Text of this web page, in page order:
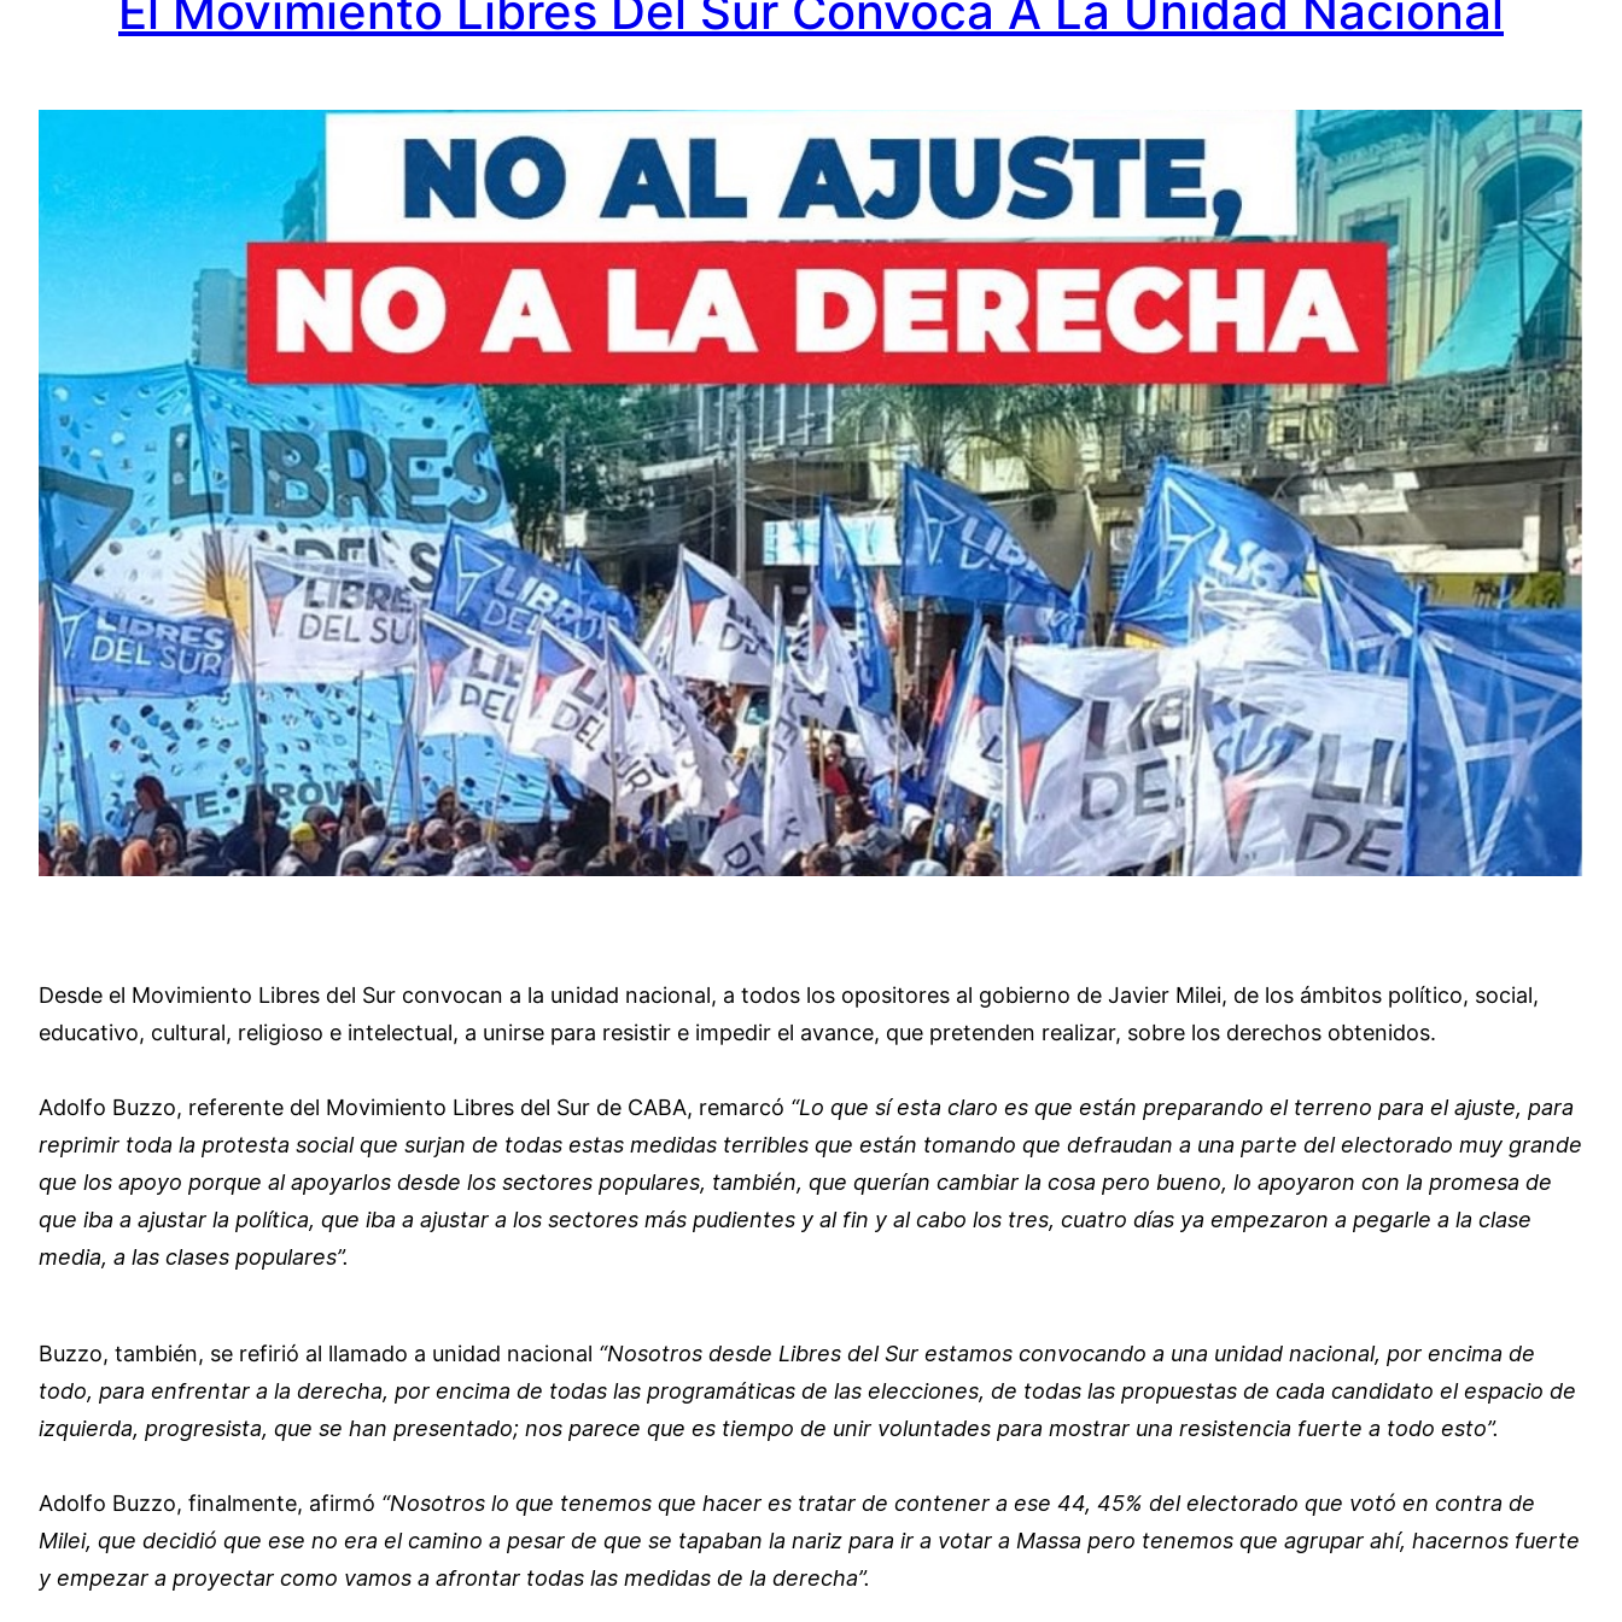
Desde el Movimiento Libres del Sur convocan a la unidad nacional, a todos los opositores al gobierno de Javier Milei, de los ámbitos político, social,
educativo, cultural, religioso e intelectual, a unirse para resistir e impedir el avance, que pretenden realizar, sobre los derechos obtenidos.
Adolfo Buzzo, referente del Movimiento Libres del Sur de CABA, remarcó “Lo que sí esta claro es que están preparando el terreno para el ajuste, para
reprimir toda la protesta social que surjan de todas estas medidas terribles que están tomando que defraudan a una parte del electorado muy grande
que los apoyo porque al apoyarlos desde los sectores populares, también, que querían cambiar la cosa pero bueno, lo apoyaron con la promesa de
que iba a ajustar la política, que iba a ajustar a los sectores más pudientes y al fin y al cabo los tres, cuatro días ya empezaron a pegarle a la clase
media, a las clases populares”.
Buzzo, también, se refirió al llamado a unidad nacional “Nosotros desde Libres del Sur estamos convocando a una unidad nacional, por encima de
todo, para enfrentar a la derecha, por encima de todas las programáticas de las elecciones, de todas las propuestas de cada candidato el espacio de
izquierda, progresista, que se han presentado; nos parece que es tiempo de unir voluntades para mostrar una resistencia fuerte a todo esto”.
Adolfo Buzzo, finalmente, afirmó “Nosotros lo que tenemos que hacer es tratar de contener a ese 44, 45% del electorado que votó en contra de
Milei, que decidió que ese no era el camino a pesar de que se tapaban la nariz para ir a votar a Massa pero tenemos que agrupar ahí, hacernos fuerte
y empezar a proyectar como vamos a afrontar todas las medidas de la derecha”.